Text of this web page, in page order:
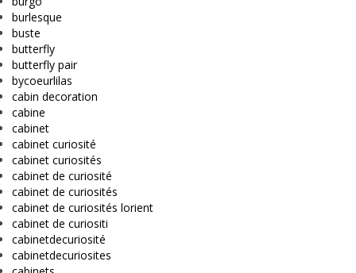
burlesque
buste
butterfly
butterfly pair
bycoeurlilas
cabin decoration
cabine
cabinet
cabinet curiosité
cabinet curiosités
cabinet de curiosité
cabinet de curiosités
cabinet de curiosités lorient
cabinet de curiositi
cabinetdecuriosité
cabinetdecuriosites